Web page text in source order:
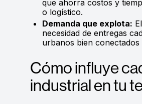
que ahorra costos y
o logístico.
Demanda que explota:
necesidad de entregas
urbanos bien
Cómo influye
industrial en tu